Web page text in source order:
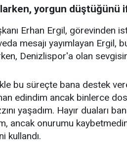
yorgun düştüğünü
Erhan Ergil, görevinden
mesajı yayımlayan Ergil,
Denizlispor'a olan
bu süreçte bana destek
edindim ancak binlerce
yaşadım. Hayır duaları
ancak onurumu
kullandı.